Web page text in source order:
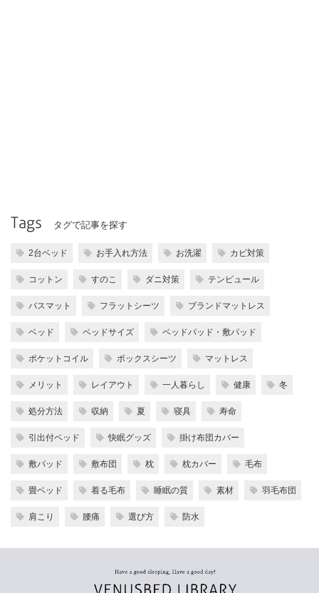
Tags タグで記事を探す
2台ベッド お手入れ方法 お洗濯 カビ対策
コットン すのこ ダニ対策 テンピュール
バスマット フラットシーツ ブランドマットレス
ベッド ベッドサイズ ベッドパッド・敷パッド
ポケットコイル ボックスシーツ マットレス
メリット レイアウト 一人暮らし 健康 冬
処分方法 収納 夏 寝具 寿命
引出付ベッド 快眠グッズ 掛け布団カバー
敷パッド 敷布団 枕 枕カバー 毛布
畳ベッド 着る毛布 睡眠の質 素材 羽毛布団
肩こり 腰痛 選び方 防水